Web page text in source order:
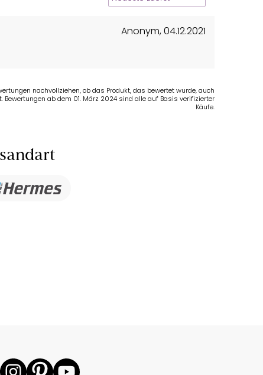
Anonym,04.12.2021
nachvollziehen, ob das Produkt, das bewertet wurde, auch
ab dem 01. März 2024 sind alle auf Basis verifizierter
Käufe.